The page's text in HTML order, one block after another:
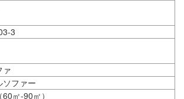
3
ァ
ソファー
㎡-90㎡）